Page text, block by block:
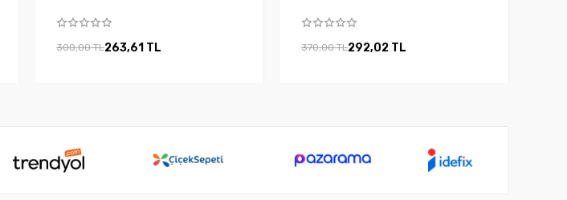
300,00 TL263,61 TL 370,00 TL292,02 TL